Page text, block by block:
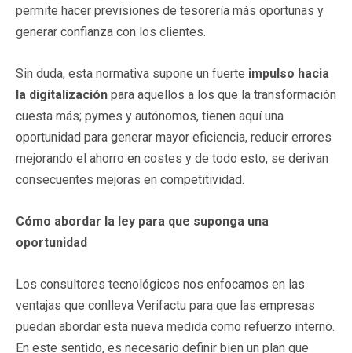
permite hacer previsiones de tesorería más oportunas y
generar confianza con los clientes.
Sin duda, esta normativa supone un fuerte impulso hacia
la digitalización para aquellos a los que la transformación
cuesta más; pymes y autónomos, tienen aquí una
oportunidad para generar mayor eficiencia, reducir errores
mejorando el ahorro en costes y de todo esto, se derivan
consecuentes mejoras en competitividad.
Cómo abordar la ley para que suponga una
oportunidad
Los consultores tecnológicos nos enfocamos en las
ventajas que conlleva Verifactu para que las empresas
puedan abordar esta nueva medida como refuerzo interno.
En este sentido, es necesario definir bien un plan que